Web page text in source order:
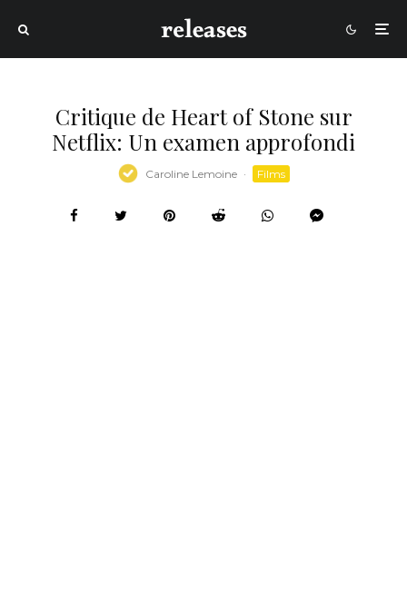
Critique de Heart of Stone sur
Netflix: Un examen approfondi
Caroline Lemoine · Films